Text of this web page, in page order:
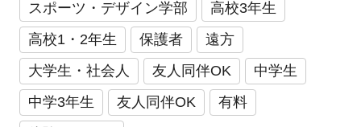
スポーツ・デザイン学部
高校3年生
高校1・2年生
保護者
遠方
大学生・社会人
友人同伴OK
中学生
中学3年生
友人同伴OK
有料